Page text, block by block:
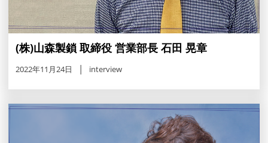
(株)山森製鎖 取締役 営業部長 石田 晃章
2022年11月24日 interview